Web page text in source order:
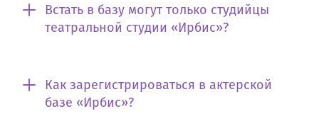
Встать в базу могут только студийцы
театральной студии «Ирбис»?
Как зарегистрироваться в актерской
базе «Ирбис»?